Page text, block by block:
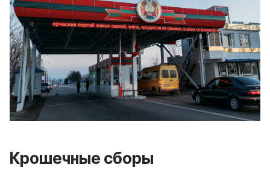
Крошечные сборы